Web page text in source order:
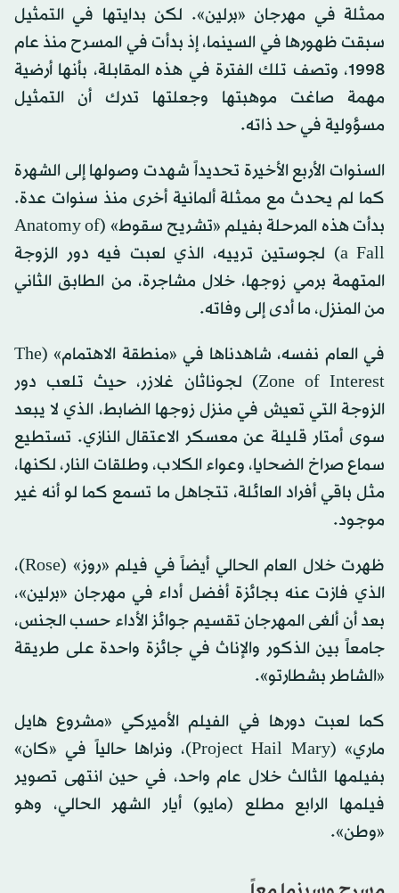
ممثلة في مهرجان «برلين». لكن بدايتها في التمثيل
سبقت ظهورها في السينما، إذ بدأت في المسرح منذ عام
1998، وتصف تلك الفترة في هذه المقابلة، بأنها أرضية
مهمة صاغت موهبتها وجعلتها تدرك أن التمثيل
مسؤولية في حد ذاته.
السنوات الأربع الأخيرة تحديداً شهدت وصولها إلى الشهرة
كما لم يحدث مع ممثلة ألمانية أخرى منذ سنوات عدة.
بدأت هذه المرحلة بفيلم «تشريح سقوط» (Anatomy of
a Fall) لجوستين ترييه، الذي لعبت فيه دور الزوجة
المتهمة برمي زوجها، خلال مشاجرة، من الطابق الثاني
من المنزل، ما أدى إلى وفاته.
في العام نفسه، شاهدناها في «منطقة الاهتمام» (The
Zone of Interest) لجوناثان غلازر، حيث تلعب دور
الزوجة التي تعيش في منزل زوجها الضابط، الذي لا يبعد
سوى أمتار قليلة عن معسكر الاعتقال النازي. تستطيع
سماع صراخ الضحايا، وعواء الكلاب، وطلقات النار، لكنها،
مثل باقي أفراد العائلة، تتجاهل ما تسمع كما لو أنه غير
موجود.
ظهرت خلال العام الحالي أيضاً في فيلم «روز» (Rose)،
الذي فازت عنه بجائزة أفضل أداء في مهرجان «برلين»،
بعد أن ألغى المهرجان تقسيم جوائز الأداء حسب الجنس،
جامعاً بين الذكور والإناث في جائزة واحدة على طريقة
«الشاطر بشطارتو».
كما لعبت دورها في الفيلم الأميركي «مشروع هايل
ماري» (Project Hail Mary)، ونراها حالياً في «كان»
بفيلمها الثالث خلال عام واحد، في حين انتهى تصوير
فيلمها الرابع مطلع (مايو) أيار الشهر الحالي، وهو
«وطن».